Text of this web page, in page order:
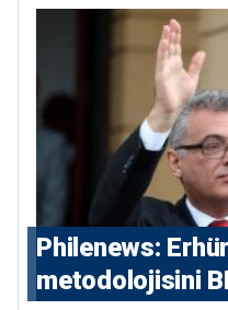
ve 5
çıkarıldı”
Philenews:
metodolojisini